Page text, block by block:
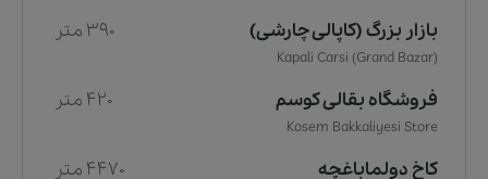
بازار بزرگ (کاپالی چارشی) 390 متر
Kapali Carsi (Grand Bazar)
فروشگاه بقالی کوسم 420 متر
Kosem Bakkaliyesi Store
کاخ دولماباغچه 4470 متر